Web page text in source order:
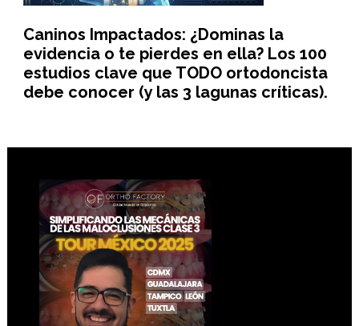
Caninos Impactados: ¿Dominas la
evidencia o te pierdes en ella? Los 100
estudios clave que TODO ortodoncista
debe conocer (y las 3 lagunas críticas).
Footer